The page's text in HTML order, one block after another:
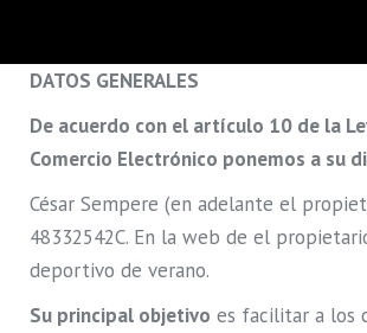
DATOS GENERALES
De acuerdo con el artículo 10 de la
Comercio Electrónico ponemos a su
César Sempere (en adelante el
48332542C. En la web de el
deportivo de verano.
Su principal objetivo es facilitar a los